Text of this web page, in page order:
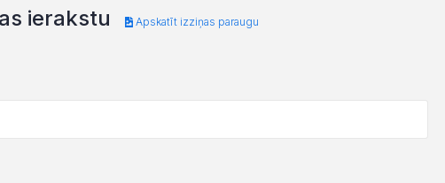
ierakstu Apskatīt izziņas paraugu